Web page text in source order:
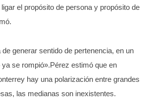
el propósito de persona y propósito de
generar sentido de pertenencia, en un
se rompió».Pérez estimó que en
hay una polarización entre grandes
las medianas son inexistentes.